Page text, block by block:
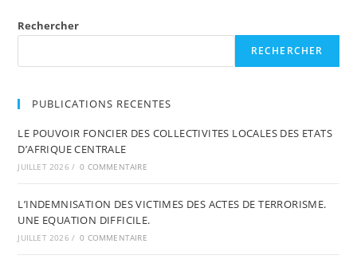
Rechercher
RECHERCHER
PUBLICATIONS RECENTES
LE POUVOIR FONCIER DES COLLECTIVITES LOCALES DES ETATS
D’AFRIQUE CENTRALE
JUILLET 2026 / 0 COMMENTAIRE
L’INDEMNISATION DES VICTIMES DES ACTES DE TERRORISME.
UNE EQUATION DIFFICILE.
JUILLET 2026 / 0 COMMENTAIRE